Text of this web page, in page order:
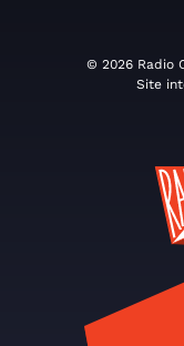
© 2026 Radio
Site